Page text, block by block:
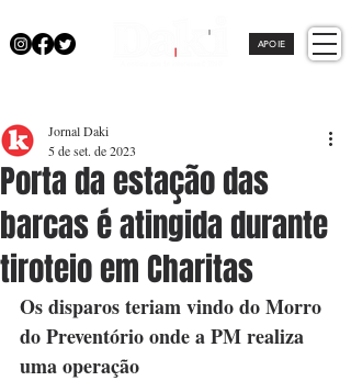
APOIE
Porta da estação das
barcas é atingida durante
tiroteio em Charitas
Jornal Daki
5 de set. de 2023
Os disparos teriam vindo do Morro
do Preventório onde a PM realiza
uma operação